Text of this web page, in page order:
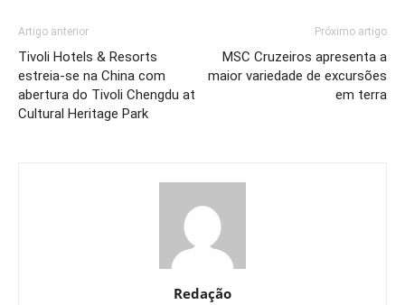
Artigo anterior
Tivoli Hotels & Resorts
estreia-se na China com
abertura do Tivoli Chengdu at
Cultural Heritage Park
Próximo artigo
MSC Cruzeiros apresenta a
maior variedade de excursões
em terra
Redação